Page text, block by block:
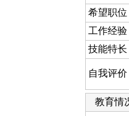
希望职位
工作经验
技能特长
自我评价
教育情